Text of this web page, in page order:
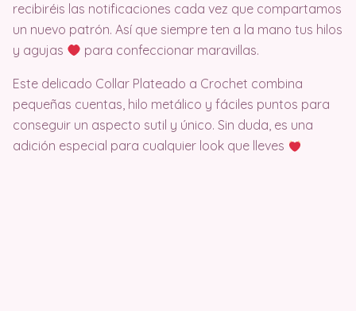
recibiréis las notificaciones cada vez que compartamos
un nuevo patrón. Así que siempre ten a la mano tus hilos
y agujas
para confeccionar maravillas.
Este delicado Collar Plateado a Crochet combina
pequeñas cuentas, hilo metálico y fáciles puntos para
conseguir un aspecto sutil y único. Sin duda, es una
adición especial para cualquier look que lleves